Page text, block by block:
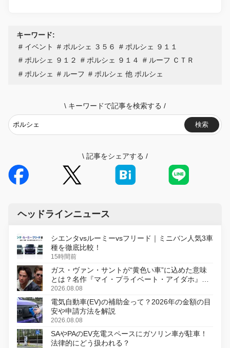
キーワード:
イベント
ポルシェ ３５６
ポルシェ ９１１
ポルシェ ９１２
ポルシェ ９１４
ルーフ ＣＴＲ
ポルシェ
ルーフ ポルシェ 他 ポルシェ
\ キーワードで記事を検索する /
検索
\ 記事をシェアする /
ヘッドラインニュース
シエンタvsルーミーvsフリード｜ミニバン人気3車
種を徹底比較！
15時間前
ガス・ヴァン・サントが“黄色い車”に込めた意味
とは？名作『マイ・プライベート・アイダホ』が
初のデジタルリマスター版で復活
2026.08.08
電気自動車(EV)の補助金って？2026年の金額の目
安や申請方法を解説
2026.08.08
SAやPAのEV充電スペースにガソリン車が駐車！
法律的にどう扱われる？